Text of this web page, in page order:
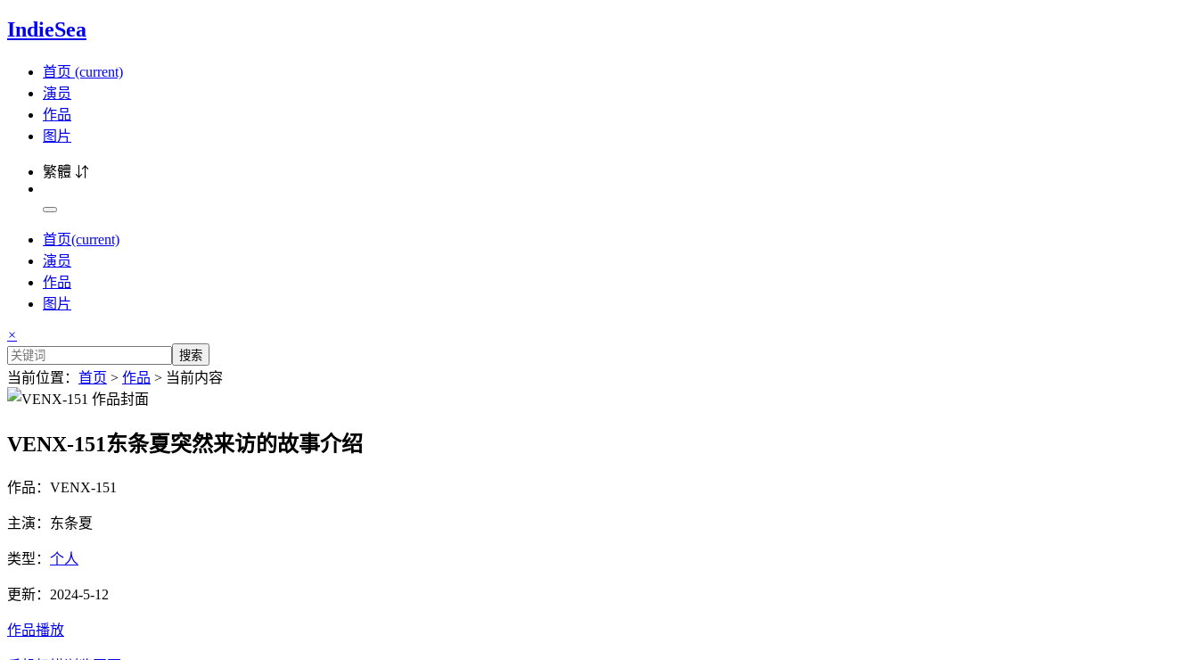
IndieSea
首页 (current)
演员
作品
图片
繁體 ⇵
首页(current)
演员
作品
图片
×
搜索
当前位置： 首页 > 作品 > 当前内容
VENX-151东条夏突然来访的故事介绍
作品：VENX-151
主演：东条夏
类型： 个人
更新：2024-5-12
作品播放